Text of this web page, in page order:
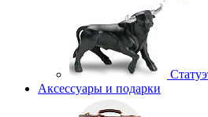
Аксессуары и подарки